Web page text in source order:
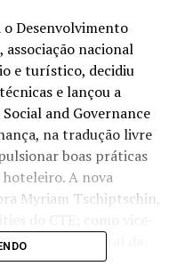
o Desenvolvimento
nacional
e turístico, decidiu
e lançou a
and Governance
na tradução livre
boas práticas
hoteleiro. A nova
Myriam Tschiptschin,
geral da